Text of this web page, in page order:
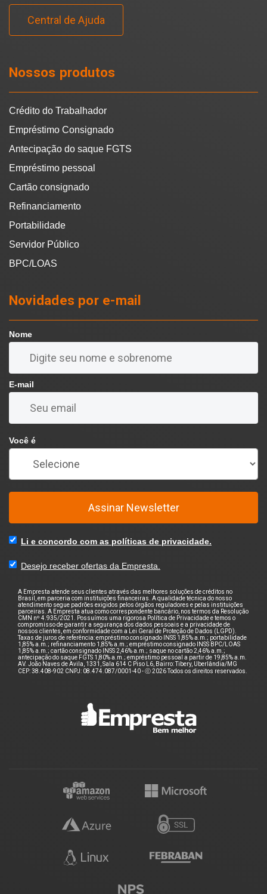
Central de Ajuda
Nossos produtos
Crédito do Trabalhador
Empréstimo Consignado
Antecipação do saque FGTS
Empréstimo pessoal
Cartão consignado
Refinanciamento
Portabilidade
Servidor Público
BPC/LOAS
Novidades por e-mail
Nome
E-mail
Você é
Assinar Newsletter
Li e concordo com as políticas de privacidade.
Desejo receber ofertas da Empresta.
A Empresta atende seus clientes através das melhores soluções de créditos no
Brasil, em parceria com instituições financeiras. A qualidade técnica do nosso
atendimento segue padrões exigidos pelos órgãos reguladores e pelas instituições
parceiras. A Empresta atua como correspondente bancário, nos termos da Resolução
CMN nº 4.935/2021. Possuímos uma rigorosa Política de Privacidade e temos o
compromisso de garantir a segurança dos dados pessoais e a privacidade de
nossos clientes, em conformidade com a Lei Geral de Proteção de Dados (LGPD).
Taxas de juros de referência: empréstimo consignado INSS 1,85% a.m.; portabilidade
1,85% a.m.; refinanciamento 1,85% a.m.; empréstimo consignado INSS BPC/LOAS
1,85% a.m.; cartão consignado INSS 2,46% a.m.; saque no cartão 2,46% a.m.;
antecipação do saque FGTS 1,80% a.m.; empréstimo pessoal a partir de 19,85% a.m.
AV. João Naves de Avila, 1331, Sala 614 C Piso L6, Bairro: Tibery, Uberlândia/MG
CEP: 38.408-902 CNPJ: 08.474.087/0001-40 - ⓒ 2026 Todos os direitos reservados.